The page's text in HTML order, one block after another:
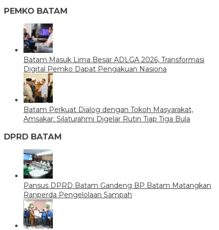
PEMKO BATAM
Batam Masuk Lima Besar ADLGA 2026, Transformasi
Digital Pemko Dapat Pengakuan Nasiona
Batam Perkuat Dialog dengan Tokoh Masyarakat,
Amsakar: Silaturahmi Digelar Rutin Tiap Tiga Bula
DPRD BATAM
Pansus DPRD Batam Gandeng BP Batam Matangkan
Ranperda Pengelolaan Sampah